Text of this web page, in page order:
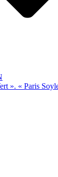
». « Paris